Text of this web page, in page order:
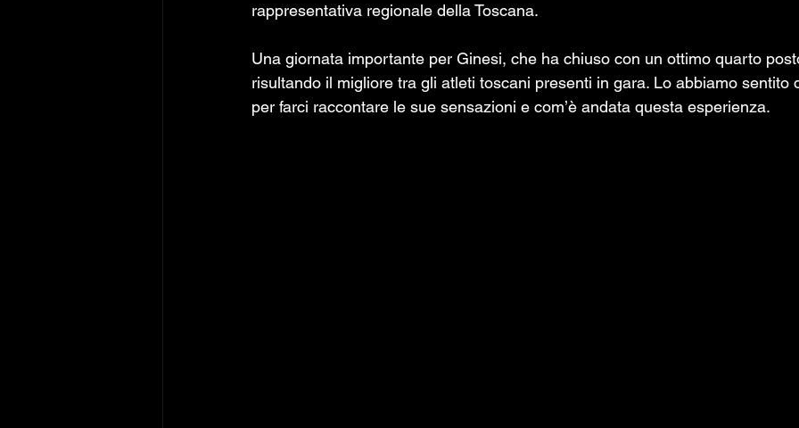
rappresentativa regionale della Toscana.
Una giornata importante per Ginesi, che ha chiuso con un ottimo quarto
risultando il migliore tra gli atleti toscani presenti in gara. Lo abbiamo sentito
per farci raccontare le sue sensazioni e com’è andata questa esperienza.